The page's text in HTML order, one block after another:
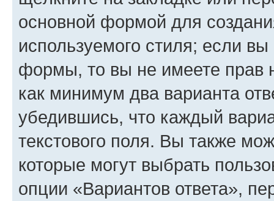
основной формой для
используемого стиля; если
формы, то вы не имеете прав
как минимум два варианта
убедившись, что каждый
текстового поля. Вы также
которые могут выбрать
опции «Вариантов ответа»,